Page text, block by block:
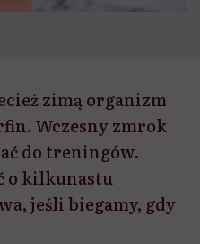
zimą organizm
Wczesny zmrok
do treningów.
o kilkunastu
jeśli biegamy, gdy